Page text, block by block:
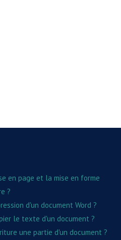
en page et la mise en forme
?
d'un document Word ?
le texte d'un document ?
une partie d'un document ?